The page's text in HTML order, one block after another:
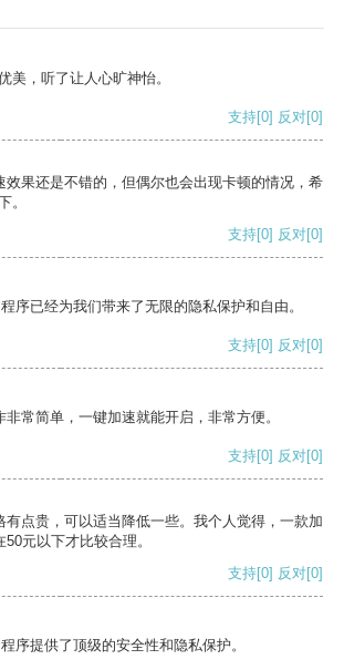
美，听了让人心旷神怡。
支持[0] 反对[0]
效果还是不错的，但偶尔也会出现卡顿的情况，希
。
支持[0] 反对[0]
序已经为我们带来了无限的隐私保护和自由。
支持[0] 反对[0]
常简单，一键加速就能开启，非常方便。
支持[0] 反对[0]
有点贵，可以适当降低一些。我个人觉得，一款加
元以下才比较合理。
支持[0] 反对[0]
序提供了顶级的安全性和隐私保护。